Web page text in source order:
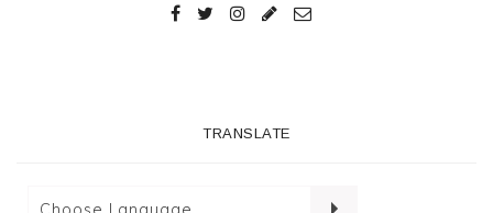
TRANSLATE